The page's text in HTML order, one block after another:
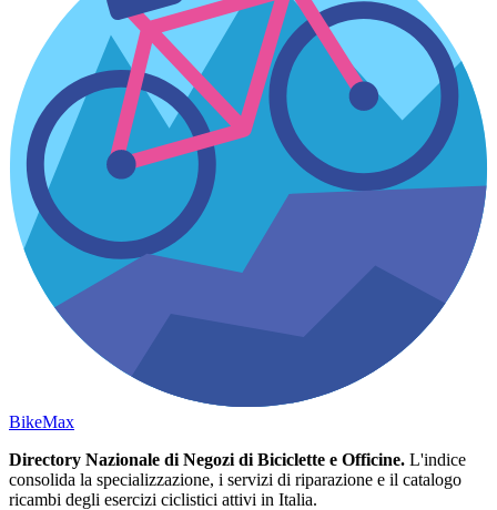
BikeMax
Directory Nazionale di Negozi di Biciclette e Officine. L'indice
consolida la specializzazione, i servizi di riparazione e il catalogo
ricambi degli esercizi ciclistici attivi in Italia.